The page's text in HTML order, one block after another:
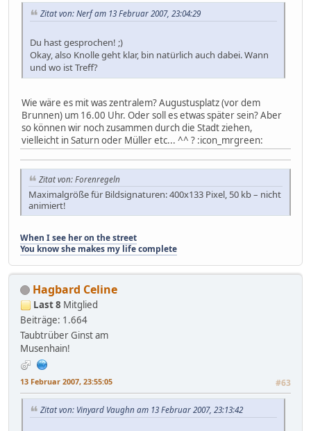
Zitat von: Nerf am 13 Februar 2007, 23:04:29
Du hast gesprochen! ;)
Okay, also Knolle geht klar, bin natürlich auch dabei. Wann
und wo ist Treff?
Wie wäre es mit was zentralem? Augustusplatz (vor dem
Brunnen) um 16.00 Uhr. Oder soll es etwas später sein? Aber
so können wir noch zusammen durch die Stadt ziehen,
vielleicht in Saturn oder Müller etc... ^^ ? :icon_mrgreen:
Zitat von: Forenregeln
Maximalgröße für Bildsignaturen: 400x133 Pixel, 50 kb – nicht
animiert!
When I see her on the street
You know she makes my life complete
Hagbard Celine
Last 8 Mitglied
Beiträge: 1.664
Taubtrüber Ginst am
Musenhain!
13 Februar 2007, 23:55:05 #63
Zitat von: Vinyard Vaughn am 13 Februar 2007, 23:13:42